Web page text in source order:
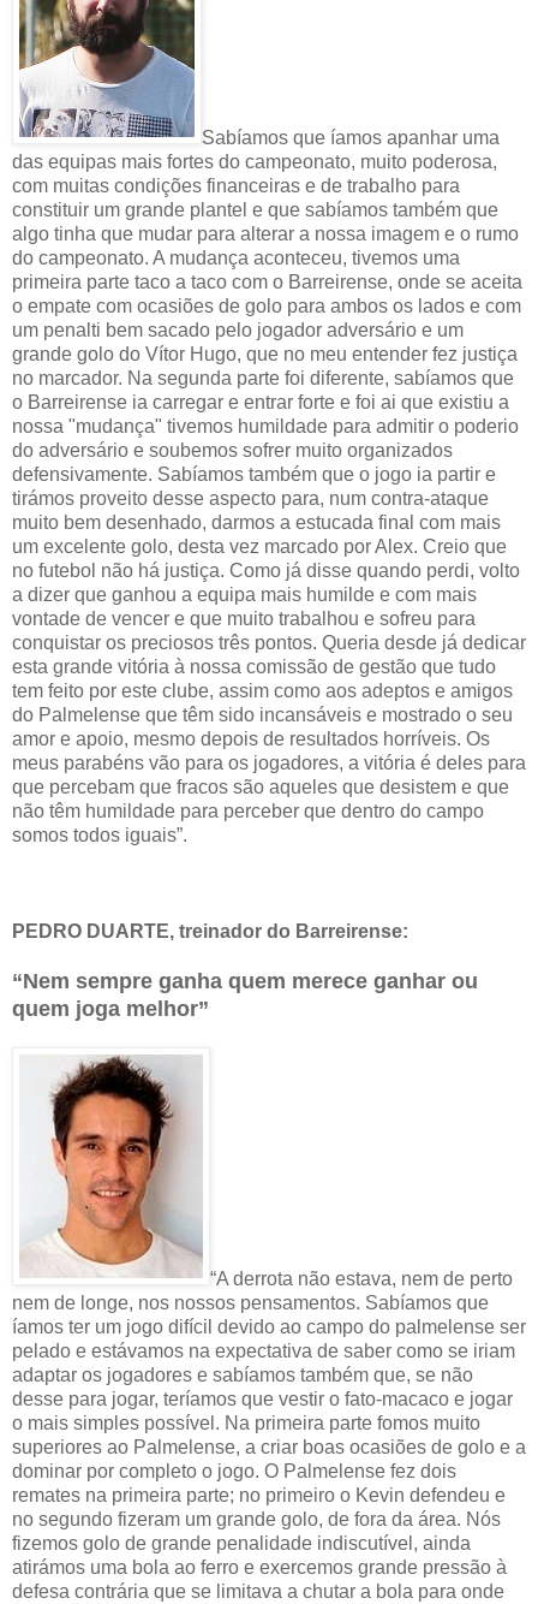
Sabíamos que íamos apanhar uma
das equipas mais fortes do campeonato, muito poderosa,
com muitas condições financeiras e de trabalho para
constituir um grande plantel e que sabíamos também que
algo tinha que mudar para alterar a nossa imagem e o rumo
do campeonato. A mudança aconteceu, tivemos uma
primeira parte taco a taco com o Barreirense, onde se aceita
o empate com ocasiões de golo para ambos os lados e com
um penalti bem sacado pelo jogador adversário e um
grande golo do Vítor Hugo, que no meu entender fez justiça
no marcador. Na segunda parte foi diferente, sabíamos que
o Barreirense ia carregar e entrar forte e foi ai que existiu a
nossa "mudança" tivemos humildade para admitir o poderio
do adversário e soubemos sofrer muito organizados
defensivamente. Sabíamos também que o jogo ia partir e
tirámos proveito desse aspecto para, num contra-ataque
muito bem desenhado, darmos a estucada final com mais
um excelente golo, desta vez marcado por Alex. Creio que
no futebol não há justiça. Como já disse quando perdi, volto
a dizer que ganhou a equipa mais humilde e com mais
vontade de vencer e que muito trabalhou e sofreu para
conquistar os preciosos três pontos. Queria desde já dedicar
esta grande vitória à nossa comissão de gestão que tudo
tem feito por este clube, assim como aos adeptos e amigos
do Palmelense que têm sido incansáveis e mostrado o seu
amor e apoio, mesmo depois de resultados horríveis. Os
meus parabéns vão para os jogadores, a vitória é deles para
que percebam que fracos são aqueles que desistem e que
não têm humildade para perceber que dentro do campo
somos todos iguais”.
PEDRO DUARTE, treinador do Barreirense:
“Nem sempre ganha quem merece ganhar ou
quem joga melhor”
“A derrota não estava, nem de perto
nem de longe, nos nossos pensamentos. Sabíamos que
íamos ter um jogo difícil devido ao campo do palmelense ser
pelado e estávamos na expectativa de saber como se iriam
adaptar os jogadores e sabíamos também que, se não
desse para jogar, teríamos que vestir o fato-macaco e jogar
o mais simples possível. Na primeira parte fomos muito
superiores ao Palmelense, a criar boas ocasiões de golo e a
dominar por completo o jogo. O Palmelense fez dois
remates na primeira parte; no primeiro o Kevin defendeu e
no segundo fizeram um grande golo, de fora da área. Nós
fizemos golo de grande penalidade indiscutível, ainda
atirámos uma bola ao ferro e exercemos grande pressão à
defesa contrária que se limitava a chutar a bola para onde